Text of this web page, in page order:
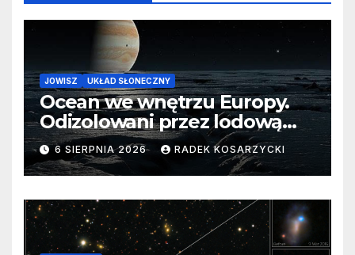
JOWISZ UKŁAD SŁONECZNY
Ocean we wnętrzu Europy.
Odizolowani przez lodową
barierę
6 SIERPNIA 2026 RADEK KOSARZYCKI